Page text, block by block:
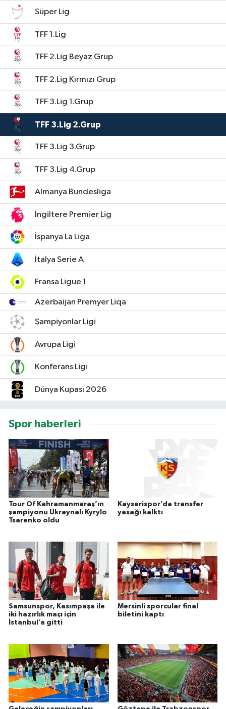
Süper Lig
TFF 1.Lig
TFF 2.Lig Beyaz Grup
TFF 2.Lig Kırmızı Grup
TFF 3.Lig 1.Grup
TFF 3.Lig 2.Grup
TFF 3.Lig 3.Grup
TFF 3.Lig 4.Grup
Almanya Bundesliga
İngiltere Premier Lig
İspanya La Liga
İtalya Serie A
Fransa Ligue 1
Azerbaijan Premyer Liqa
Şampiyonlar Ligi
Avrupa Ligi
Konferans Ligi
Dünya Kupası 2026
Spor haberleri
Tour Of Kahramanmaraş’ın
şampiyonu Ukraynalı Kyrylo
Tsarenko oldu
Kayserispor’da transfer
yasağı kalktı
Samsunspor, Kasımpaşa ile
iki hazırlık maçı için
İstanbul’a gitti
Mersinli sporcular final
biletini kaptı